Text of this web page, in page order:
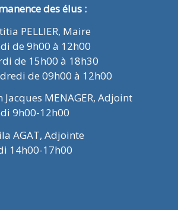
des élus :
PELLIER, Maire
de 9h00 à 12h00
de 15h00 à 18h30
de 09h00 à 12h00
Jacques MENAGER, Adjoint
9h00-12h00
AGAT, Adjointe
14h00-17h00